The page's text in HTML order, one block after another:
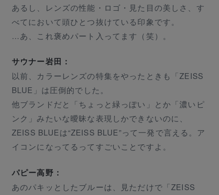
あるし、レンズの性能・ロゴ・見た目の美しさ、す
べてにおいて頭ひとつ抜けている印象です。
…あ、これ褒めパート入ってます（笑）。
サウナー岩田：
以前、カラーレンズの特集をやったときも「ZEISS
BLUE」は圧倒的でした。
他ブランドだと「ちょっと緑っぽい」とか「濃いピ
ンク」みたいな曖昧な表現しかできないのに、
ZEISS BLUEは“ZEISS BLUE”って一発で言える。ア
イコンになってるってすごいことですよ。
パピー高野：
あのパキッとしたブルーは、見ただけで「ZEISS